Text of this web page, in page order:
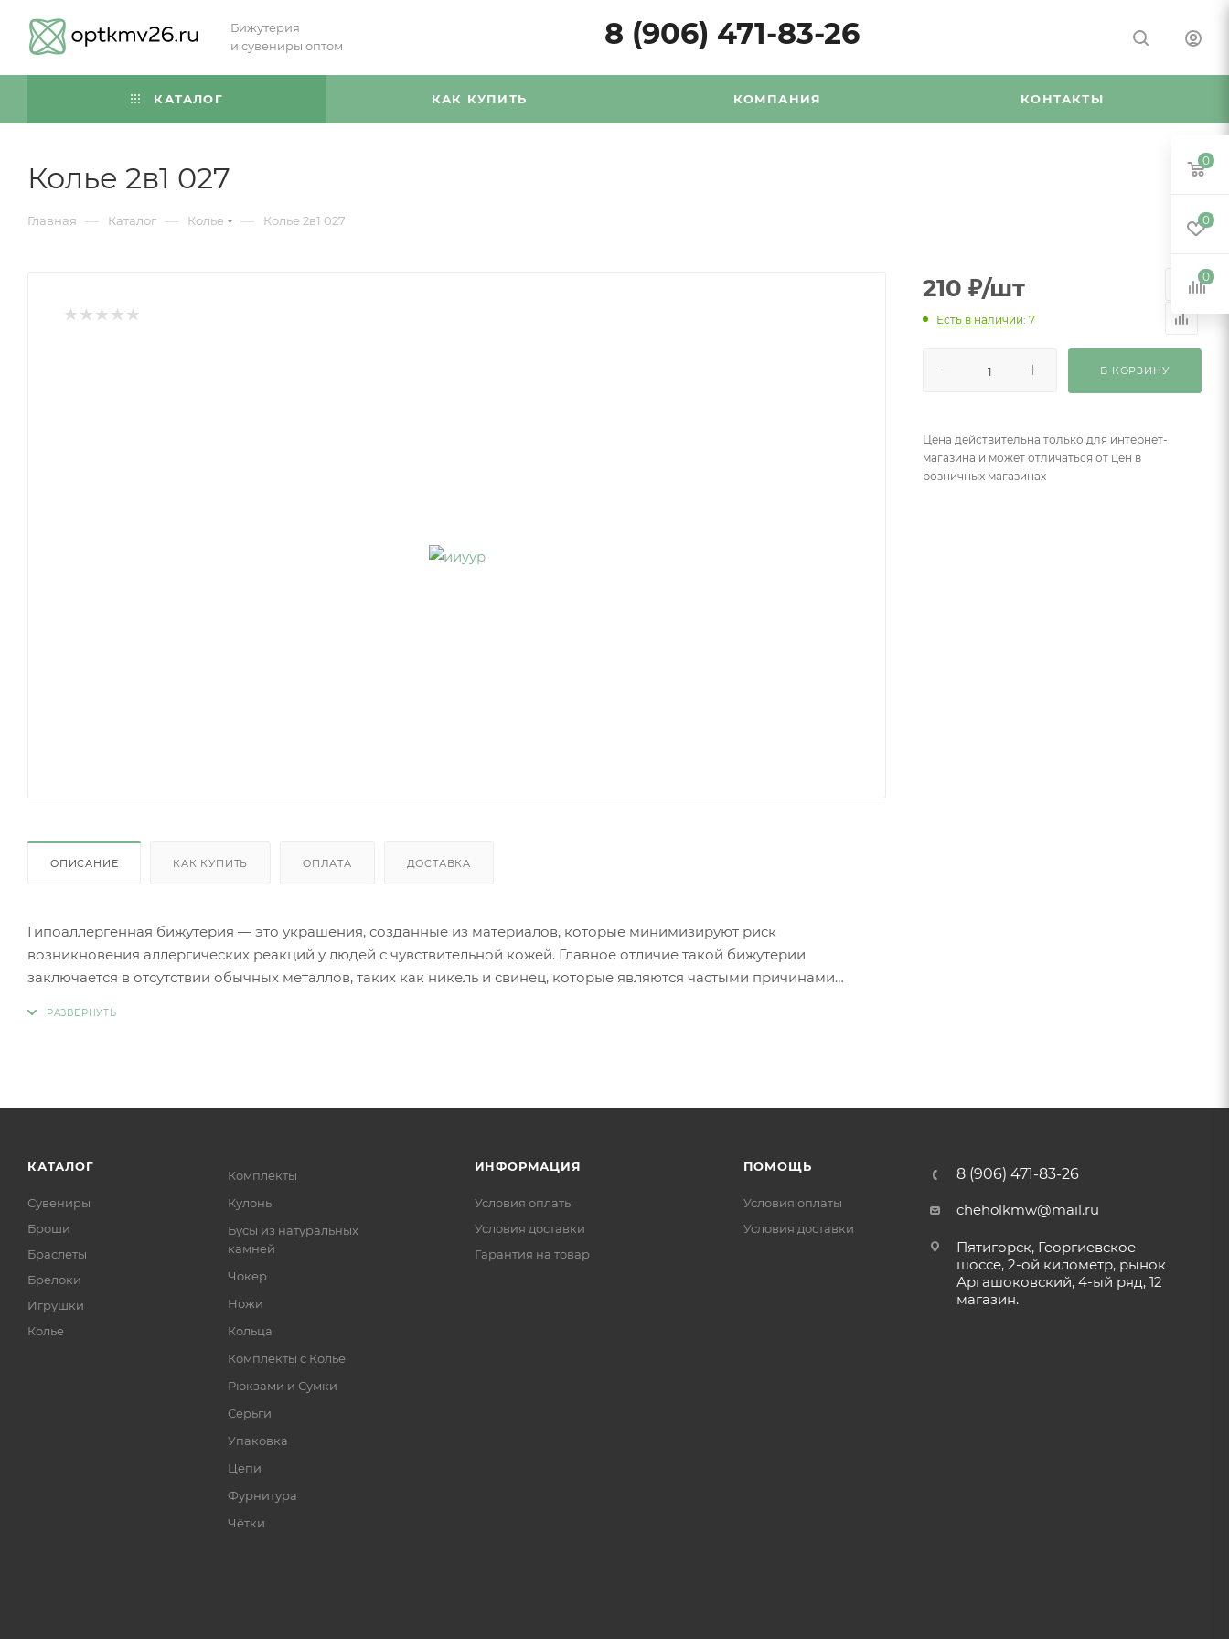
Бижутерия
и сувениры оптом
8 (906) 471-83-26
КАТАЛОГ КАК КУПИТЬ КОМПАНИЯ КОНТАКТЫ
Колье 2в1 027
Главная — Каталог — Колье — Колье 2в1 027
ОПИСАНИЕ КАК КУПИТЬ ОПЛАТА ДОСТАВКА
Гипоаллергенная бижутерия — это украшения, созданные из материалов, которые минимизируют риск
возникновения аллергических реакций у людей с чувствительной кожей. Главное отличие такой бижутерии
заключается в отсутствии обычных металлов, таких как никель и свинец, которые являются частыми причинами
Золото (особенно высокой пробы, хотя даже золотые изделия могут содержать никель в сплавах).
Ниобий.
210 ₽/шт
Есть в наличии: 7
В КОРЗИНУ
Цена действительна только для интернет-
магазина и может отличаться от цен в
розничных магазинах
КАТАЛОГ
Сувениры
Броши
Браслеты
Брелоки
Игрушки
Колье
Комплекты
Кулоны
Бусы из натуральных
камней
Чокер
Ножи
Кольца
Комплекты с Колье
Рюкзами и Сумки
Серьги
Упаковка
Цепи
Фурнитура
Чётки
ИНФОРМАЦИЯ
Условия оплаты
Условия доставки
Гарантия на товар
ПОМОЩЬ
Условия оплаты
Условия доставки
8 (906) 471-83-26
cheholkmw@mail.ru
Пятигорск, Георгиевское
шоссе, 2-ой километр, рынок
Аргашоковский, 4-ый ряд, 12
магазин.
0
0
0